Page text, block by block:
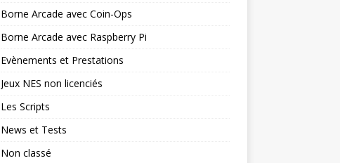
Borne Arcade avec Coin-Ops
Borne Arcade avec Raspberry Pi
Evènements et Prestations
Jeux NES non licenciés
Les Scripts
News et Tests
Non classé